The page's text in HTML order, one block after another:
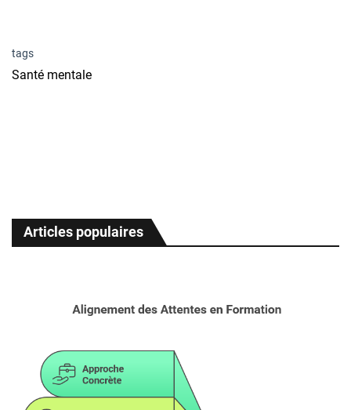
tags
Santé mentale
Articles populaires